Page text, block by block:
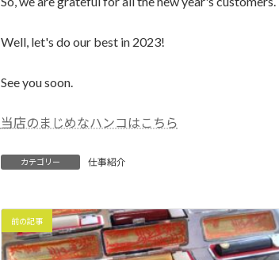
Well, let's do our best in 2023!
See you soon.
当店のまじめなハンコはこちら
カテゴリー 仕事紹介
前の記事